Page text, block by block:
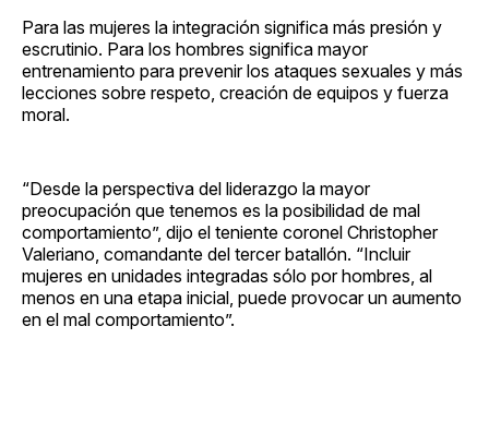
Para las mujeres la integración significa más presión y
escrutinio. Para los hombres significa mayor
entrenamiento para prevenir los ataques sexuales y más
lecciones sobre respeto, creación de equipos y fuerza
moral.
“Desde la perspectiva del liderazgo la mayor
preocupación que tenemos es la posibilidad de mal
comportamiento”, dijo el teniente coronel Christopher
Valeriano, comandante del tercer batallón. “Incluir
mujeres en unidades integradas sólo por hombres, al
menos en una etapa inicial, puede provocar un aumento
en el mal comportamiento”.